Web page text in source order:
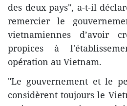
des deux pays", a-t-il
remercier le
vietnamiennes d’avoir
propices à
opération au Vietnam.
"Le gouvernement et le
considèrent toujours le